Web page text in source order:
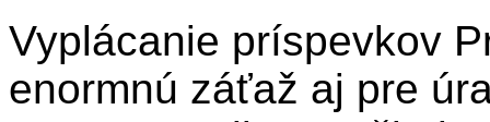
Vyplácanie príspevkov
enormnú záťaž aj pre